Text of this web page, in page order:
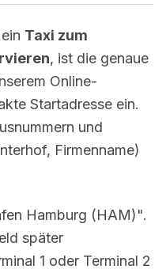
Taxi zum
, ist die genaue
Online-
Startadresse ein.
und
Firmenname)
Hamburg (HAM)".
später
1 oder Terminal 2